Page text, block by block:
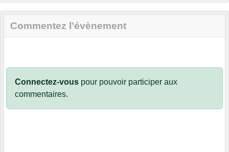
Commentez l’évènement
Connectez-vous pour pouvoir participer aux
commentaires.